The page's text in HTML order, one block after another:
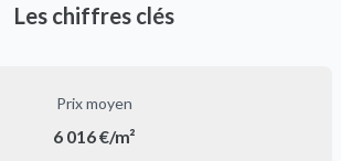
Les chiffres clés
Prix moyen
6 016 €/m²